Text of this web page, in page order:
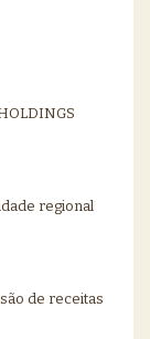
regional
de receitas